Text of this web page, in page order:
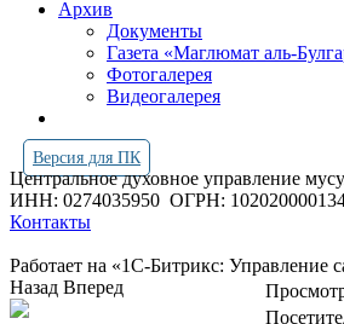
Архив
Документы
Газета «Маглюмат аль-
Фотогалерея
Видеогалерея
Версия для ПК
Центральное духовное управление
ИНН: 0274035950 ОГРН:
Контакты
Работает на «1С-Битрикс: Управление
Назад Вперед